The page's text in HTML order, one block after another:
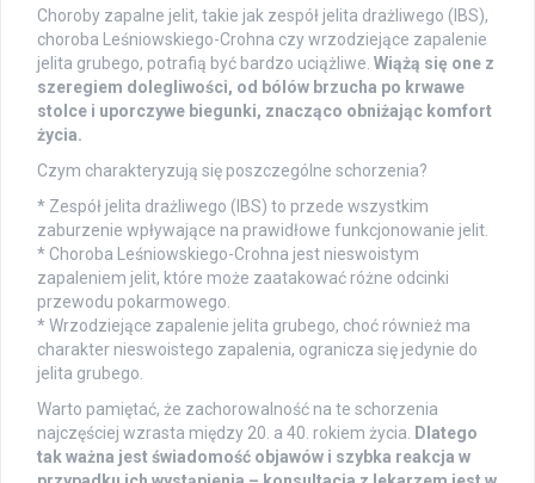
Choroby zapalne jelit, takie jak zespół jelita drażliwego (IBS),
choroba Leśniowskiego-Crohna czy wrzodziejące zapalenie
jelita grubego, potrafią być bardzo uciążliwe. Wiążą się one z
szeregiem dolegliwości, od bólów brzucha po krwawe
stolce i uporczywe biegunki, znacząco obniżając komfort
życia.
Czym charakteryzują się poszczególne schorzenia?
* Zespół jelita drażliwego (IBS) to przede wszystkim
zaburzenie wpływające na prawidłowe funkcjonowanie jelit.
* Choroba Leśniowskiego-Crohna jest nieswoistym
zapaleniem jelit, które może zaatakować różne odcinki
przewodu pokarmowego.
* Wrzodziejące zapalenie jelita grubego, choć również ma
charakter nieswoistego zapalenia, ogranicza się jedynie do
jelita grubego.
Warto pamiętać, że zachorowalność na te schorzenia
najczęściej wzrasta między 20. a 40. rokiem życia. Dlatego
tak ważna jest świadomość objawów i szybka reakcja w